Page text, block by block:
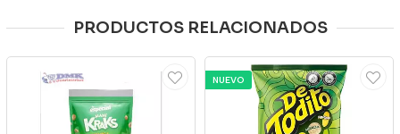
PRODUCTOS RELACIONADOS
NUEVO